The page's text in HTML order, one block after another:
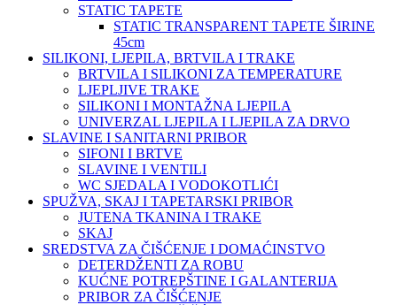
STATIC TAPETE
STATIC TRANSPARENT TAPETE ŠIRINE
45cm
SILIKONI, LJEPILA, BRTVILA I TRAKE
BRTVILA I SILIKONI ZA TEMPERATURE
LJEPLJIVE TRAKE
SILIKONI I MONTAŽNA LJEPILA
UNIVERZAL LJEPILA I LJEPILA ZA DRVO
SLAVINE I SANITARNI PRIBOR
SIFONI I BRTVE
SLAVINE I VENTILI
WC SJEDALA I VODOKOTLIĆI
SPUŽVA, SKAJ I TAPETARSKI PRIBOR
JUTENA TKANINA I TRAKE
SKAJ
SREDSTVA ZA ČIŠĆENJE I DOMAĆINSTVO
DETERDŽENTI ZA ROBU
KUĆNE POTREPŠTINE I GALANTERIJA
PRIBOR ZA ČIŠĆENJE